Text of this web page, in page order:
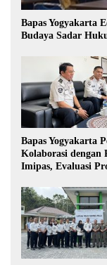
Bapas Yogyakarta
Budaya Sadar
Bapas Yogyakarta
Kolaborasi dengan
Imipas, Evaluasi